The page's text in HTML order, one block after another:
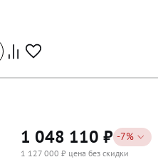
1 048 110 ₽ -7%
1 127 000 ₽ цена без скидки